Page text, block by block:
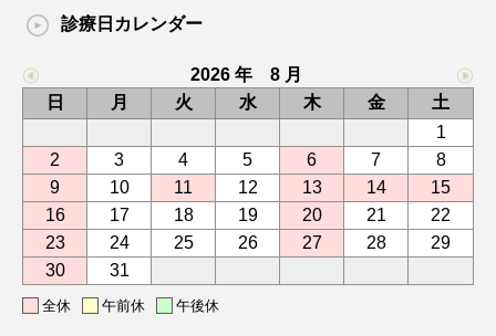
診療日カレンダー
2026 年 8 月
日
月 火 水 木 金
土
1
2
3 4 5 6 7
8
9
10 11 12 13 14
15
16
17 18 19 20 21
22
23
24 25 26 27 28
29
30
31
全休 午前休 午後休